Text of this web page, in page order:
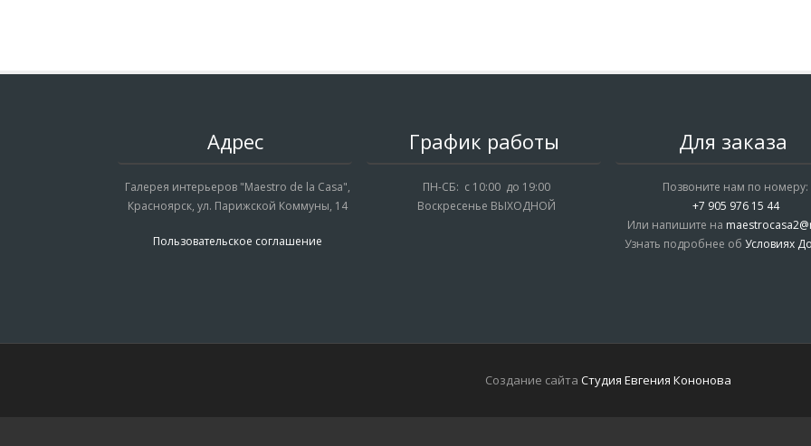
Адрес
Галерея интерьеров "Maestro de la Casa",
Красноярск, ул. Парижской Коммуны, 14
Пользовательское соглашение
График работы
ПН-СБ: с 10:00 до 19:00
Воскресенье ВЫХОДНОЙ
Для заказа
Позвоните нам по номеру:
+7 905 976 15 44
Или напишите на
Узнать подробнее об Условиях
Создание сайта Студия Евгения Кононова